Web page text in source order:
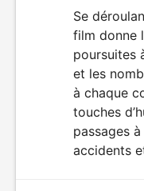
Se
film donne
poursuites
et les
à chaque
touches
passages
accidents